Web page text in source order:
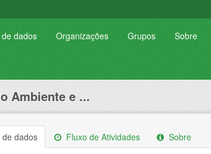
dados Organizações Grupos Sobre
Ambiente e ...
dados Fluxo de Atividades Sobre